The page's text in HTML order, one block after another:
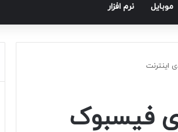
موبايل نرم افزار
دلاری فیسبوک